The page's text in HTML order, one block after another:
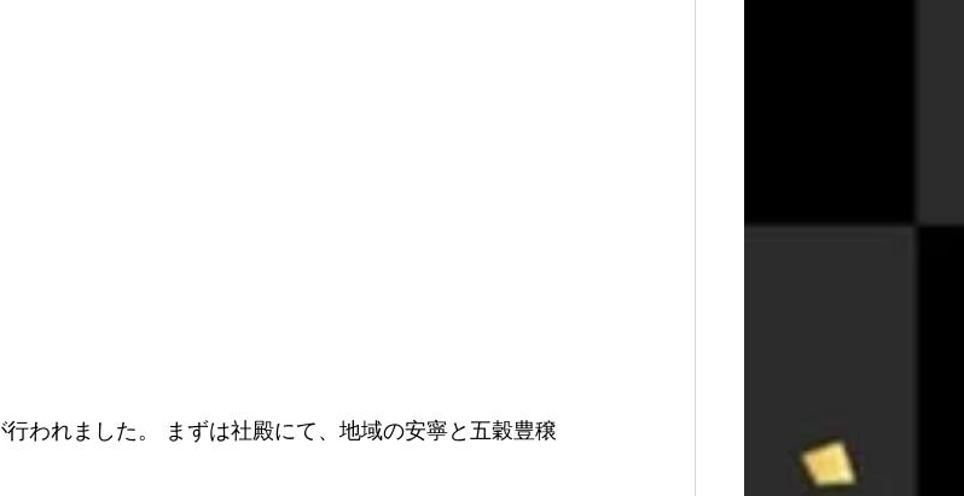
われました。 まずは社殿にて、地域の安寧と五穀豊穣